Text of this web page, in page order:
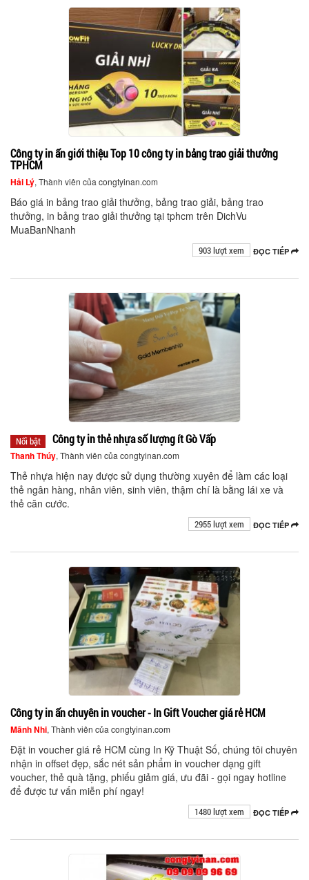
Công ty in ấn giới thiệu Top 10 công ty in bảng trao giải thưởng
TPHCM
Hải Lý, Thành viên của congtyinan.com
Báo giá in bảng trao giải thưởng, bảng trao giải, bảng trao
thưởng, in bảng trao giải thưởng tại tphcm trên DichVu
MuaBanNhanh
ĐỌC TIẾP
903 lượt xem
Nổi bật Công ty in thẻ nhựa số lượng ít Gò Vấp
Thanh Thúy, Thành viên của congtyinan.com
Thẻ nhựa hiện nay được sử dụng thường xuyên để làm các loại
thẻ ngân hàng, nhân viên, sinh viên, thậm chí là bằng lái xe và
thẻ căn cước.
ĐỌC TIẾP
2955 lượt xem
Công ty in ấn chuyên in voucher - In Gift Voucher giá rẻ HCM
Mãnh Nhi, Thành viên của congtyinan.com
Đặt in voucher giá rẻ HCM cùng In Kỹ Thuật Số, chúng tôi chuyên
nhận in offset đẹp, sắc nét sản phẩm in voucher dạng gift
voucher, thẻ quà tặng, phiếu giảm giá, ưu đãi - gọi ngay hotline
để được tư vấn miễn phí ngay!
ĐỌC TIẾP
1480 lượt xem